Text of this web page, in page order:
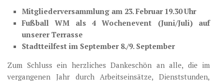
Mitgliederversammlung am 23. Februar 19.30 Uhr
Fußball WM als 4 Wochenevent (Juni/Juli) auf
unserer Terrasse
Stadtteilfest im September 8./9. September
Zum Schluss ein herzliches Dankeschön an alle, die im
vergangenen Jahr durch Arbeitseinsätze, Dienststunden,